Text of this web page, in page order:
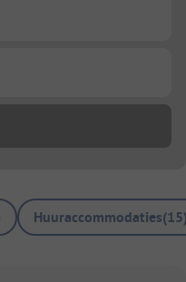
Huuraccommodaties(15